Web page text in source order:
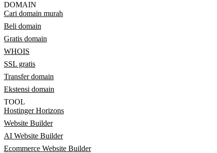
DOMAIN
Cari domain murah
Beli domain
Gratis domain
WHOIS
SSL gratis
Transfer domain
Ekstensi domain
TOOL
Hostinger Horizons
Website Builder
AI Website Builder
Ecommerce Website Builder